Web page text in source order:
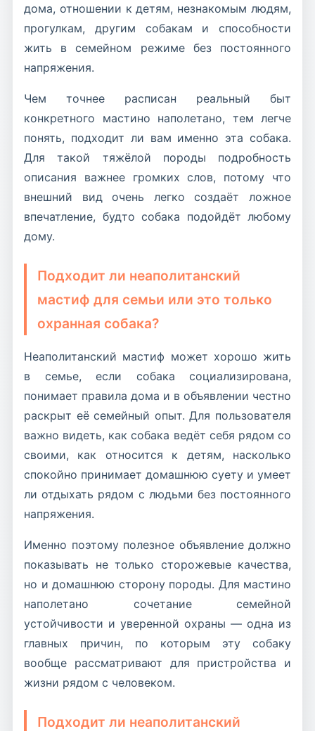
дома, отношении к детям, незнакомым людям,
прогулкам, другим собакам и способности
жить в семейном режиме без постоянного
напряжения.
Чем точнее расписан реальный быт
конкретного мастино наполетано, тем легче
понять, подходит ли вам именно эта собака.
Для такой тяжёлой породы подробность
описания важнее громких слов, потому что
внешний вид очень легко создаёт ложное
впечатление, будто собака подойдёт любому
дому.
Подходит ли неаполитанский
мастиф для семьи или это только
охранная собака?
Неаполитанский мастиф может хорошо жить
в семье, если собака социализирована,
понимает правила дома и в объявлении честно
раскрыт её семейный опыт. Для пользователя
важно видеть, как собака ведёт себя рядом со
своими, как относится к детям, насколько
спокойно принимает домашнюю суету и умеет
ли отдыхать рядом с людьми без постоянного
напряжения.
Именно поэтому полезное объявление должно
показывать не только сторожевые качества,
но и домашнюю сторону породы. Для мастино
наполетано сочетание семейной
устойчивости и уверенной охраны — одна из
главных причин, по которым эту собаку
вообще рассматривают для пристройства и
жизни рядом с человеком.
Подходит ли неаполитанский